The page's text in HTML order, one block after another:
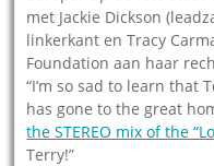
met Jackie Dickson
linkerkant en Tracy
Foundation aan haar
“I’m so sad to learn that
has gone to the great
the STEREO mix of the
Terry!”